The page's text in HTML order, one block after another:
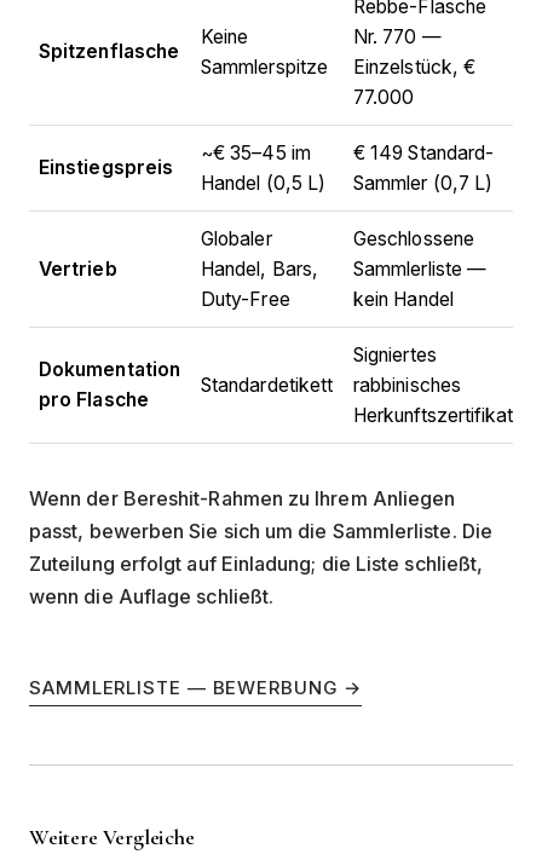
Spitzenflasche
Keine
Sammlerspitze
Rebbe-Flasche
Nr. 770 —
Einzelstück, €
77.000
Einstiegspreis
~€ 35–45 im
Handel (0,5 L)
€ 149 Standard-
Sammler (0,7 L)
Vertrieb
Globaler
Handel, Bars,
Duty-Free
Geschlossene
Sammlerliste —
kein Handel
Dokumentation
pro Flasche
Standardetikett
Signiertes
rabbinisches
Herkunftszertifikat
Wenn der Bereshit-Rahmen zu Ihrem Anliegen
passt, bewerben Sie sich um die Sammlerliste. Die
Zuteilung erfolgt auf Einladung; die Liste schließt,
wenn die Auflage schließt.
SAMMLERLISTE — BEWERBUNG →
Weitere Vergleiche